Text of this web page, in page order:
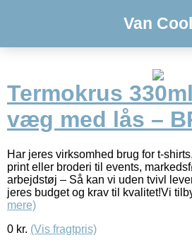
Van Cool
Termokrus
væg med lås –
Har jeres virksomhed brug for t-
print eller broderi til events,
arbejdstøj – Så kan vi uden tvivl
jeres budget og krav til kvalitet!Vi
mere)
0 kr. (Vis fragtpris)